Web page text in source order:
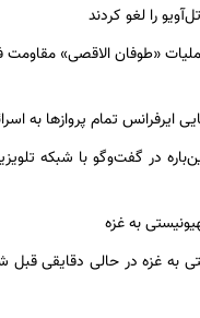
«طوفان الاقصی» مقاومت
ایرفرانس تمام پروازها به
غزه در حالی دقایقی قبل